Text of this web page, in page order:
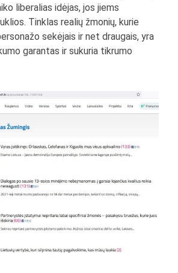
liberalias idėjas, jos jiems
Tinklas realių žmonių, kurie
sekėjais ir net draugais, yra
garantas ir sukuria tikrumo